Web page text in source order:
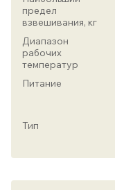
предел
взвешивания, кг
Диапазон
рабочих
температур
Питание
Тип